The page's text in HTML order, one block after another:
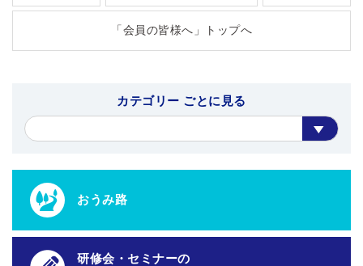
「会員の皆様へ」トップへ
カテゴリー ごとに見る
おうみ路
研修会・セミナーの